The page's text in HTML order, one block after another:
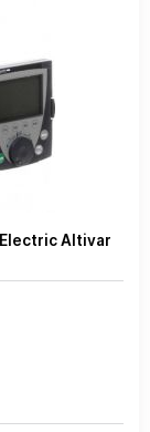
Altivar